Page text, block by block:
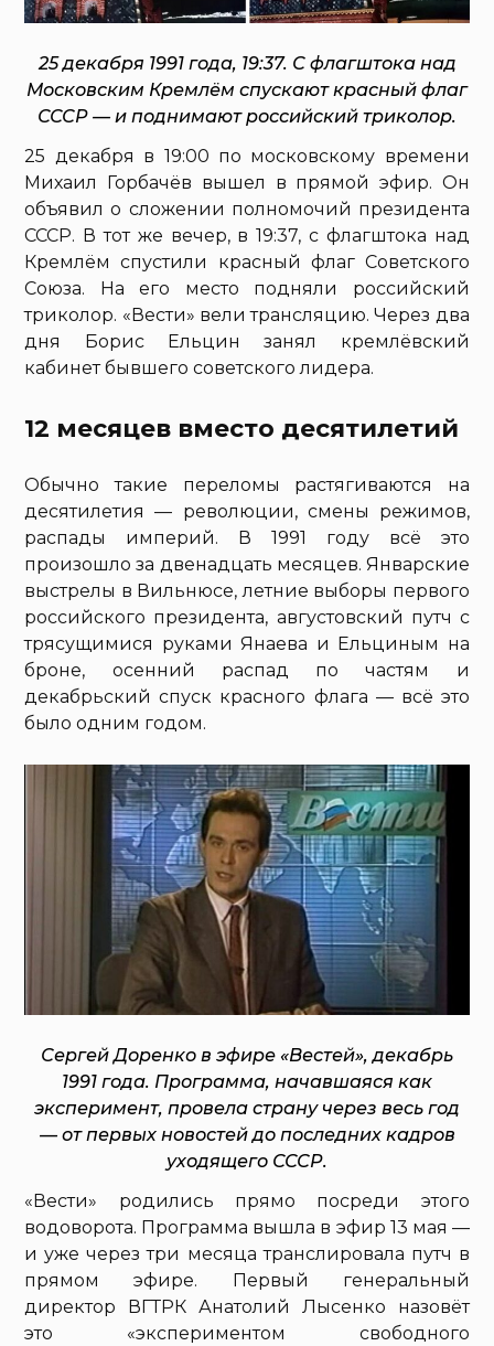
25 декабря 1991 года, 19:37. С флагштока над
Московским Кремлём спускают красный флаг
СССР — и поднимают российский триколор.
25 декабря в 19:00 по московскому времени
Михаил Горбачёв вышел в прямой эфир. Он
объявил о сложении полномочий президента
СССР. В тот же вечер, в 19:37, с флагштока над
Кремлём спустили красный флаг Советского
Союза. На его место подняли российский
триколор. «Вести» вели трансляцию. Через два
дня Борис Ельцин занял кремлёвский
кабинет бывшего советского лидера.
12 месяцев вместо десятилетий
Обычно такие переломы растягиваются на
десятилетия — революции, смены режимов,
распады империй. В 1991 году всё это
произошло за двенадцать месяцев. Январские
выстрелы в Вильнюсе, летние выборы первого
российского президента, августовский путч с
трясущимися руками Янаева и Ельциным на
броне, осенний распад по частям и
декабрьский спуск красного флага — всё это
было одним годом.
Сергей Доренко в эфире «Вестей», декабрь
1991 года. Программа, начавшаяся как
эксперимент, провела страну через весь год
— от первых новостей до последних кадров
уходящего СССР.
«Вести» родились прямо посреди этого
водоворота. Программа вышла в эфир 13 мая —
и уже через три месяца транслировала путч в
прямом эфире. Первый генеральный
директор ВГТРК Анатолий Лысенко назовёт
это «экспериментом свободного